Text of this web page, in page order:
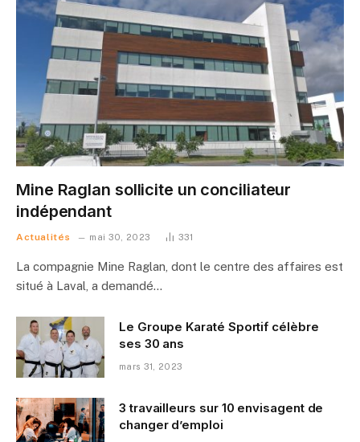
Mine Raglan sollicite un conciliateur
indépendant
Actualités mai 30, 2023 331
La compagnie Mine Raglan, dont le centre des affaires est
situé à Laval, a demandé…
Le Groupe Karaté Sportif célèbre
ses 30 ans
mars 31, 2023
3 travailleurs sur 10 envisagent de
changer d’emploi